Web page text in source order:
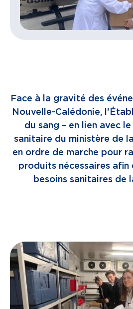
Face à la gravité des
Nouvelle-Calédonie,
du sang – en lien avec
sanitaire du ministère de
en ordre de marche pour
produits nécessaires afin
besoins sanitaires de